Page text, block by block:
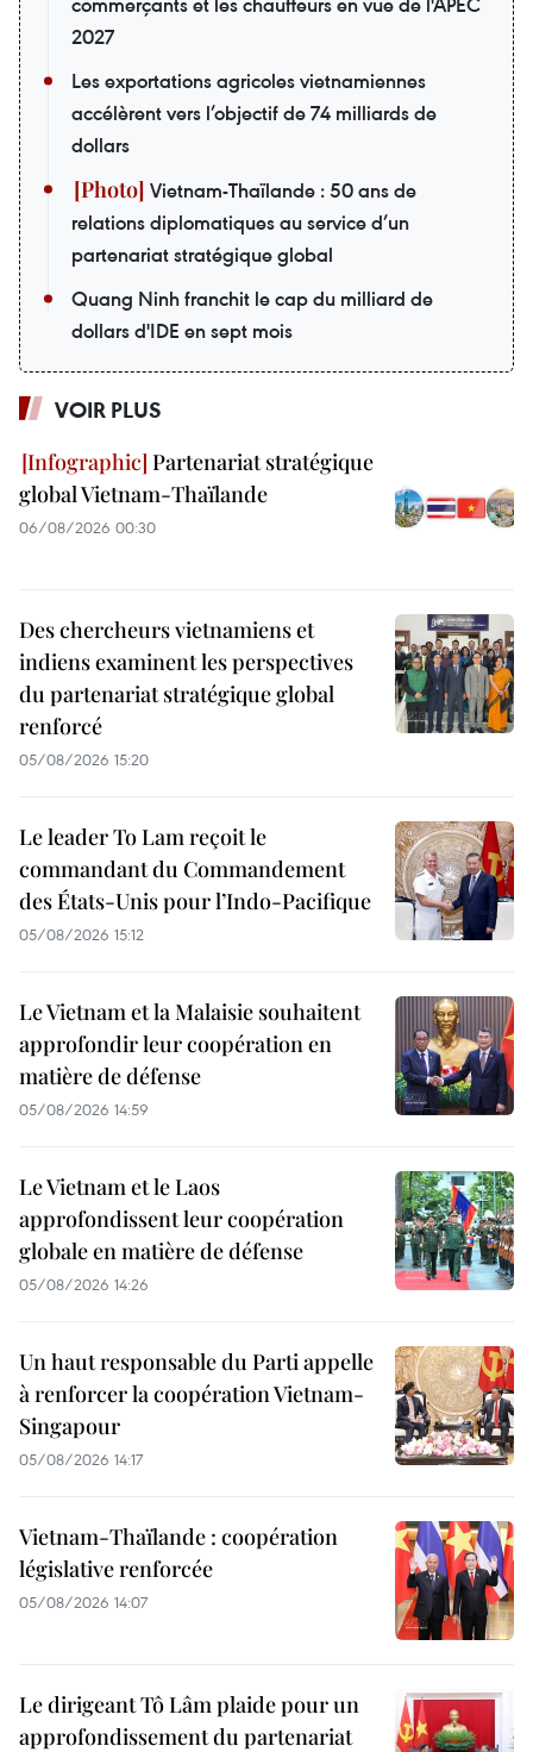
2027
Les exportations agricoles vietnamiennes
accélèrent vers l’objectif de 74 milliards de
dollars
Vietnam-Thaïlande : 50 ans de
relations diplomatiques au service d’un
partenariat stratégique global
Quang Ninh franchit le cap du milliard de
dollars d'IDE en sept mois
VOIR PLUS
Partenariat stratégique
global Vietnam-Thaïlande
06/08/2026 00:30
Des chercheurs vietnamiens et
indiens examinent les perspectives
du partenariat stratégique global
renforcé
05/08/2026 15:20
Le leader To Lam reçoit le
commandant du Commandement
des États-Unis pour l’Indo-Pacifique
05/08/2026 15:12
Le Vietnam et la Malaisie souhaitent
approfondir leur coopération en
matière de défense
05/08/2026 14:59
Le Vietnam et le Laos
approfondissent leur coopération
globale en matière de défense
05/08/2026 14:26
Un haut responsable du Parti appelle
à renforcer la coopération Vietnam-
Singapour
05/08/2026 14:17
Vietnam-Thaïlande : coopération
législative renforcée
05/08/2026 14:07
Le dirigeant Tô Lâm plaide pour un
approfondissement du partenariat